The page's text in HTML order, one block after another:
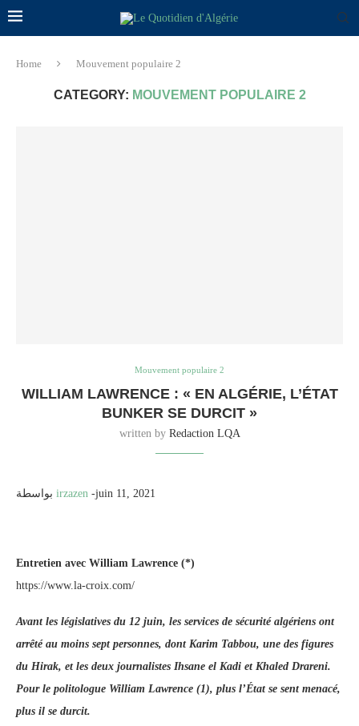
Home Mouvement populaire 2
CATEGORY: MOUVEMENT POPULAIRE 2
Mouvement populaire 2
WILLIAM LAWRENCE : « EN ALGÉRIE, L’ÉTAT
BUNKER SE DURCIT »
written by Redaction LQA
irzazen -juin 11, 2021
Entretien avec William Lawrence (*)
https://www.la-croix.com/
Avant les législatives du 12 juin, les services de sécurité algériens ont
arrêté au moins sept personnes, dont Karim Tabbou, une des figures
du Hirak, et les deux journalistes Ihsane el Kadi et Khaled Drareni.
Pour le politologue William Lawrence (1), plus l’État se sent menacé,
plus il se durcit.